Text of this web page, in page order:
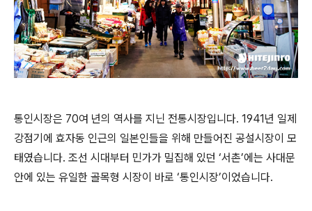
통인시장은 70여 년의 역사를 지닌 전통시장입니다. 1941년 일제
강점기에 효자동 인근의 일본인들을 위해 만들어진 공설시장이 모
태였습니다. 조선 시대부터 민가가 밀집해 있던 ‘서촌’에는 사대문
안에 있는 유일한 골목형 시장이 바로 ‘통인시장’이었습니다.